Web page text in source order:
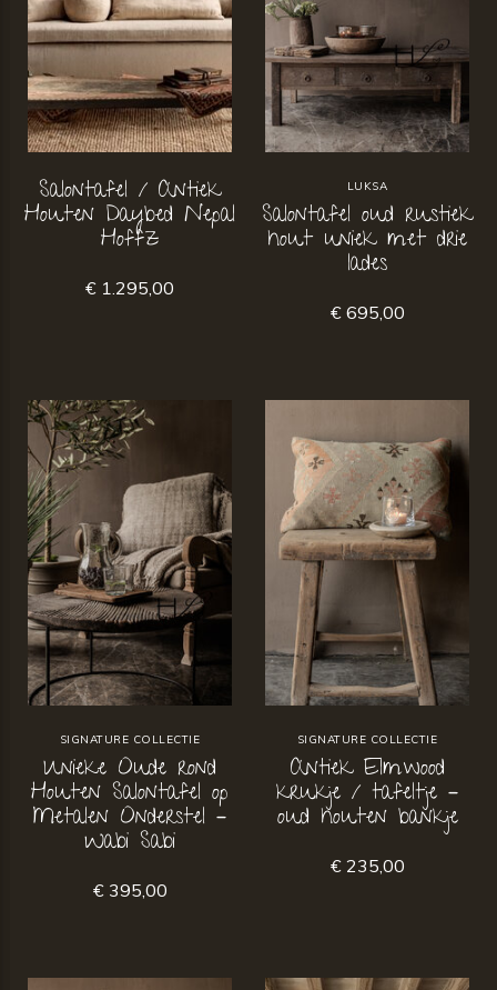
Salontafel / Antiek
Houten Daybed Nepal
Hoffz
€ 1.295,00
LUKSA
Salontafel oud rustiek
hout uniek met drie
lades
€ 695,00
SIGNATURE COLLECTIE
Unieke Oude rond
Houten Salontafel op
Metalen Onderstel –
Wabi Sabi
€ 395,00
SIGNATURE COLLECTIE
Antiek Elmwood
krukje / tafeltje –
oud houten bankje
€ 235,00